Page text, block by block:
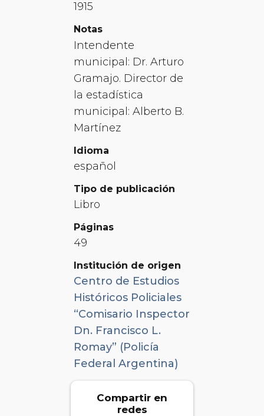
1915
Notas
Intendente
municipal: Dr. Arturo
Gramajo. Director de
la estadística
municipal: Alberto B.
Martínez
Idioma
español
Tipo de publicación
Libro
Páginas
49
Institución de origen
Centro de Estudios
Históricos Policiales
“Comisario Inspector
Dn. Francisco L.
Romay” (Policía
Federal Argentina)
Compartir en
redes